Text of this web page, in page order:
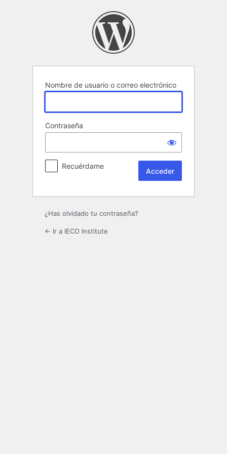
Nombre de usuario o correo electrónico
Contraseña
Recuérdame
¿Has olvidado tu contraseña?
← Ir a IECO Institute